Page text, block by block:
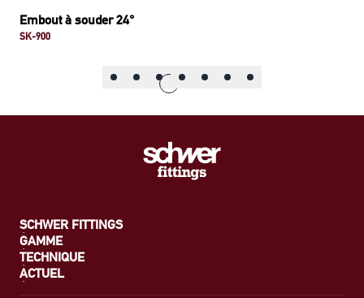
Embout à souder 24°
SK-900
SCHWER FITTINGS
GAMME
TECHNIQUE
ACTUEL